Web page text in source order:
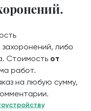
захоронений, либо
Стоимость от
работ.
на любую сумму,